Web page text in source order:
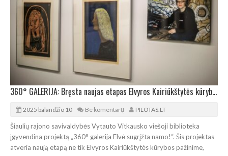
360° GALERIJA: Bręsta naujas etapas Elvyros Kairiūkštytės kūrybos pažinime
2025 balandžio 10 Be komentarų PILOTAS.LT
Šiaulių rajono savivaldybės Vytauto Vitkausko viešoji biblioteka
įgyvendina projektą „360° galerija Elvė sugrįžta namo!“. Šis projektas
atveria naują etapą ne tik Elvyros Kairiūkštytės kūrybos pažinime,